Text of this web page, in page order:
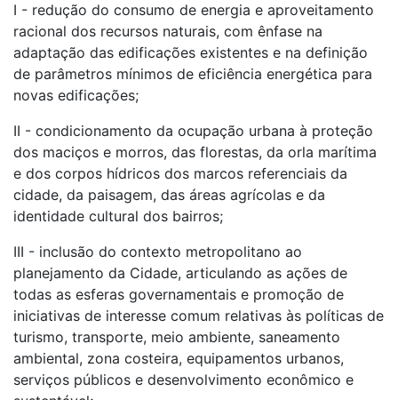
I - redução do consumo de energia e aproveitamento
racional dos recursos naturais, com ênfase na
adaptação das edificações existentes e na definição
de parâmetros mínimos de eficiência energética para
novas edificações;
II - condicionamento da ocupação urbana à proteção
dos maciços e morros, das florestas, da orla marítima
e dos corpos hídricos dos marcos referenciais da
cidade, da paisagem, das áreas agrícolas e da
identidade cultural dos bairros;
III - inclusão do contexto metropolitano ao
planejamento da Cidade, articulando as ações de
todas as esferas governamentais e promoção de
iniciativas de interesse comum relativas às políticas de
turismo, transporte, meio ambiente, saneamento
ambiental, zona costeira, equipamentos urbanos,
serviços públicos e desenvolvimento econômico e